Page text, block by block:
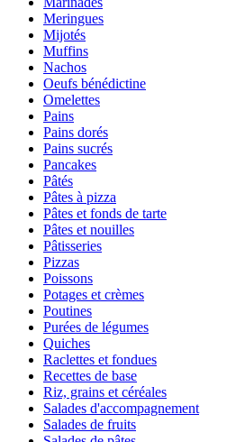
Meringues
Mijotés
Muffins
Nachos
Oeufs bénédictine
Omelettes
Pains
Pains dorés
Pains sucrés
Pancakes
Pâtés
Pâtes à pizza
Pâtes et fonds de tarte
Pâtes et nouilles
Pâtisseries
Pizzas
Poissons
Potages et crèmes
Poutines
Purées de légumes
Quiches
Raclettes et fondues
Recettes de base
Riz, grains et céréales
Salades d'accompagnement
Salades de fruits